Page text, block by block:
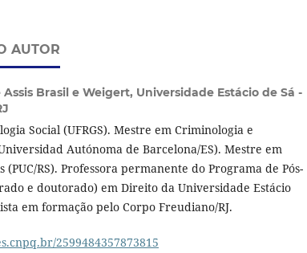
AUTOR
Brasil e Weigert, Universidade Estácio de Sá -
Social (UFRGS). Mestre em Criminologia e
Autónoma de Barcelona/ES). Mestre em
(PUC/RS). Professora permanente do Programa de Pós-
e doutorado) em Direito da Universidade Estácio
em formação pelo Corpo Freudiano/RJ.
2599484357873815